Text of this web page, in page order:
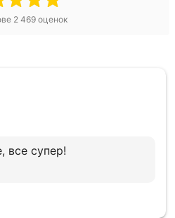
2 469оценок
все супер!